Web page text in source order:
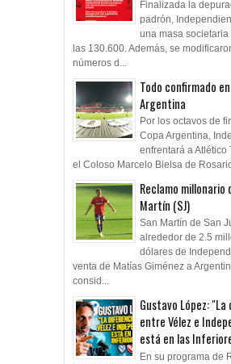
Finalizada la
padrón,
una masa societaria
las 130.600. Además, se
números d...
Todo confirmado
Argentina
Por los octavos de
Copa Argentina,
enfrentará a Atlético
el Coloso Marcelo Bielsa de
Reclamo millonario
Martín (SJ)
San Martín de San
alrededor de 2.5
dólares de
venta de Matías Giménez a
consid...
Gustavo López:
entre Vélez e
está en las
En su programa de